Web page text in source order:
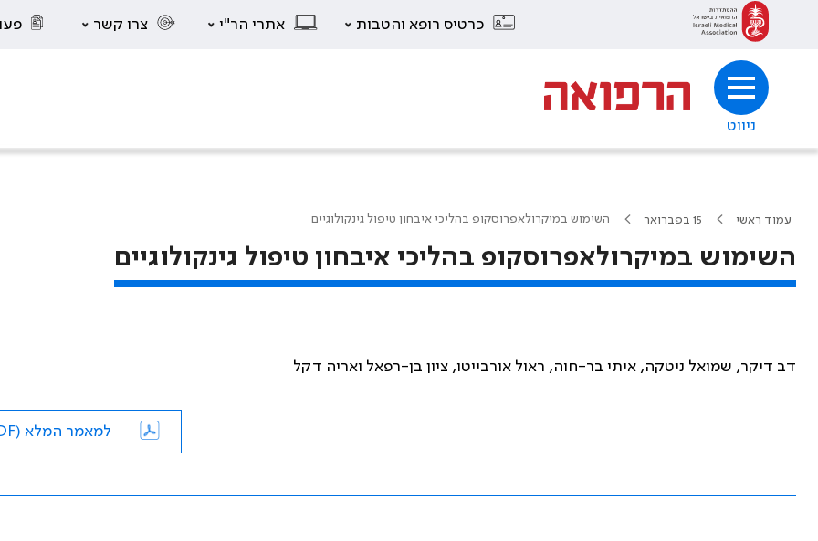
כרטיס רופא והטבות אתרי הר"י צרו קשר
ניווט
עמוד ראשי 15 בפברואר השימוש במיקרולאפרוסקופ בהליכי איבחון טיפול גינקולוגיים
השימוש במיקרולאפרוסקופ בהליכי איבחון טיפול גינקולוגיים
דב דיקר, שמואל ניטקה, איתי בר-חוה, ראול אורבייטו, ציון בן-רפאל ואריה דקל
למאמר המלא (PDF)